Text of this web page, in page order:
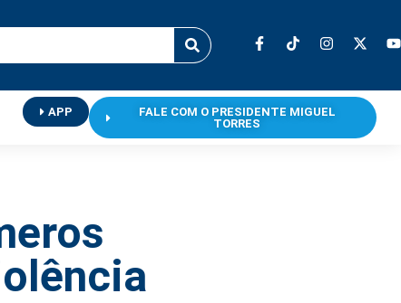
APP
FALE COM O PRESIDENTE MIGUEL
TORRES